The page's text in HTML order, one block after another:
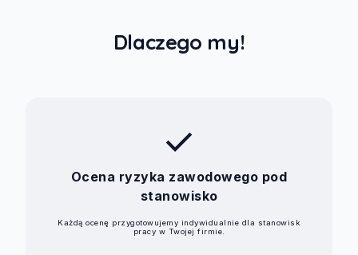
Dlaczego my!
check
Ocena ryzyka zawodowego pod
stanowisko
Każdą ocenę przygotowujemy indywidualnie dla stanowisk
pracy w Twojej firmie.